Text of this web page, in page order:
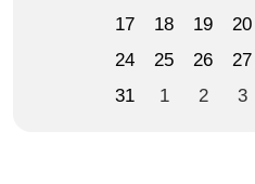
17
18 19 20
24
25 26 27
31
1 2 3